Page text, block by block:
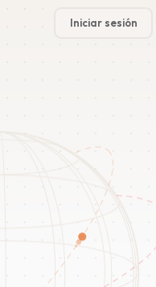
Iniciar sesión
🇩🇪
🇫🇷